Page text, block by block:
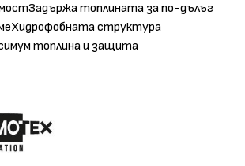
топлината за по-дълъг
структура
топлина и защита